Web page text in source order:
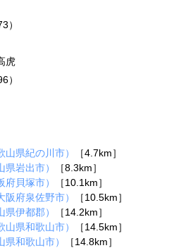
）
虎
）
県紀の川市）
［4.7km］
岩出市）
［8.3km］
貝塚市）
［10.1km］
阪府泉佐野市）
［10.5km］
伊都郡）
［14.2km］
県和歌山市）
［14.5km］
和歌山市）
［14.8km］